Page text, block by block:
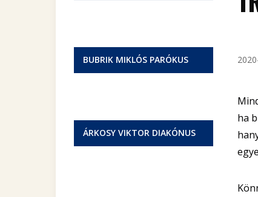
BUBRIK MIKLÓS PARÓKUS
ÁRKOSY VIKTOR DIAKÓNUS
ha